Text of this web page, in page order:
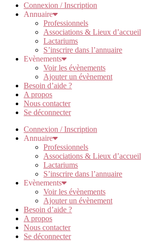
Connexion / Inscription
Annuaire
Professionnels
Associations & Lieux d’accueil
Lactariums
S’inscrire dans l’annuaire
Evènements
Voir les évènements
Ajouter un évènement
Besoin d’aide ?
A propos
Nous contacter
Se déconnecter
Connexion / Inscription
Annuaire
Professionnels
Associations & Lieux d’accueil
Lactariums
S’inscrire dans l’annuaire
Evènements
Voir les évènements
Ajouter un évènement
Besoin d’aide ?
A propos
Nous contacter
Se déconnecter